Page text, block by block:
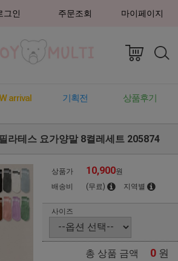
그인 주문조회 마이페이지
arrival 기획전 상품후기
라테스 요가양말 8켤레세트 205874
상품가 10,900원
배송비
(무료) 지역별
사이즈
총 상품 금액 0 원